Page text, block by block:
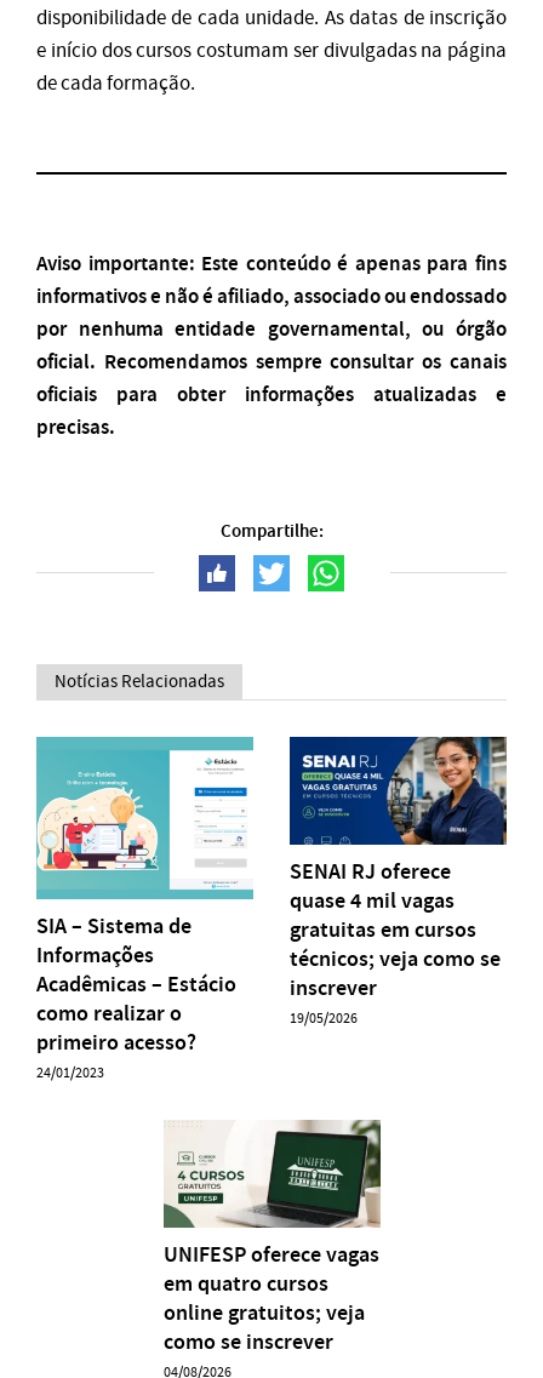
disponibilidade de cada unidade. As datas de inscrição
e início dos cursos costumam ser divulgadas na página
de cada formação.
Aviso importante: Este conteúdo é apenas para fins
informativos e não é afiliado, associado ou endossado
por nenhuma entidade governamental, ou órgão
oficial. Recomendamos sempre consultar os canais
oficiais para obter informações atualizadas e
precisas.
Compartilhe:
Notícias Relacionadas
SIA – Sistema de
Informações
Acadêmicas – Estácio
como realizar o
primeiro acesso?
24/01/2023
SENAI RJ oferece
quase 4 mil vagas
gratuitas em cursos
técnicos; veja como se
inscrever
19/05/2026
UNIFESP oferece vagas
em quatro cursos
online gratuitos; veja
como se inscrever
04/08/2026